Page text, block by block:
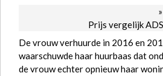
»
Prijs vergelijk
De vrouw verhuurde in 2016 en
waarschuwde haar huurbaas dat
de vrouw echter opnieuw haar